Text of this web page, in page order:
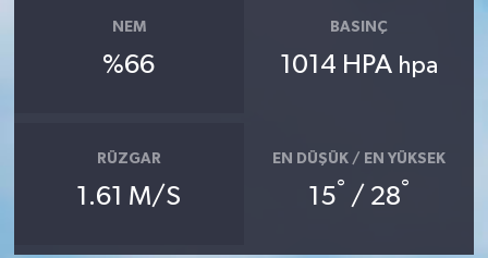
NEM
%66
BASINÇ
1014 HPA hpa
RÜZGAR
1.61 M/S
EN DÜŞÜK / EN YÜKSEK
15° / 28°
Etiketler